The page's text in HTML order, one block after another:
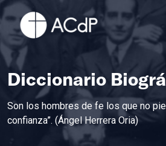
Diccionario
Son los hombres de fe los que no
confianza”. (Ángel Herrera Oria)